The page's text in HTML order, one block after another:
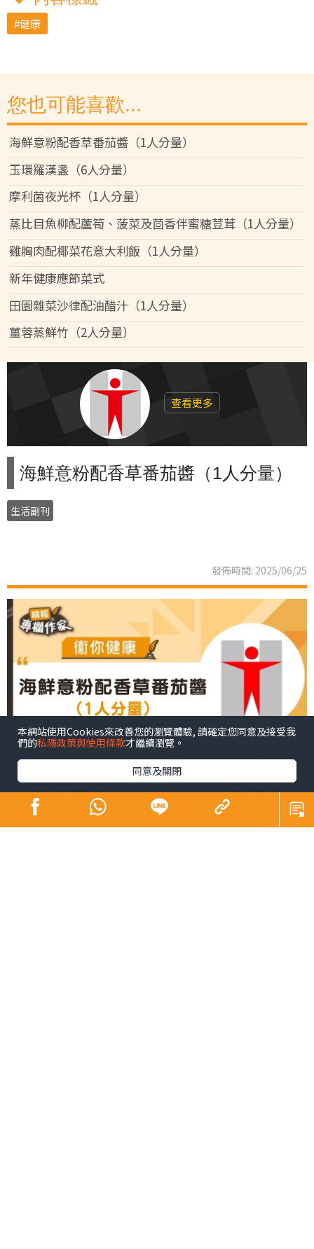
健康
您也可能喜歡...
海鮮意粉配香草番茄醬（1人分量）
玉環羅漢盞（6人分量）
摩利菌夜光杯（1人分量）
蒸比目魚柳配蘆筍、菠菜及茴香伴蜜糖荳茸（1人分量）
雞胸肉配椰菜花意大利飯（1人分量）
新年健康應節菜式
田園雜菜沙律配油醋汁（1人分量）
薑蓉蒸鮮竹（2人分量）
查看更多
海鮮意粉配香草番茄醬（1人分量）
生活副刊
發佈時間: 2025/06/25
本網站使用Cookies來改善您的瀏覽體驗, 請確定您同意及接受我
們的私隱政策與使用條款才繼續瀏覽。
同意及關閉